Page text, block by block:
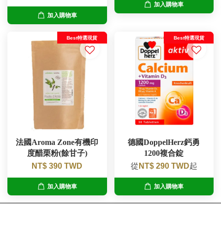
加入購物車
加入購物車
Best特選現貨
法國Aroma Zone有機印
度醋栗粉(餘甘子)
NT$ 390 TWD
加入購物車
Best特選現貨
德國DoppelHerz鈣勇
1200複合錠
從 NT$ 290 TWD起
加入購物車